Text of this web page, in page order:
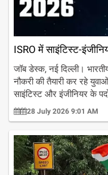
ISRO में साइंटिस्ट-
जॉब डेस्क, नई दिल्ली।
नौकरी की तैयारी कर रहे
साइंटिस्ट और इंजीनियर के
28 July 2026 9:01 AM